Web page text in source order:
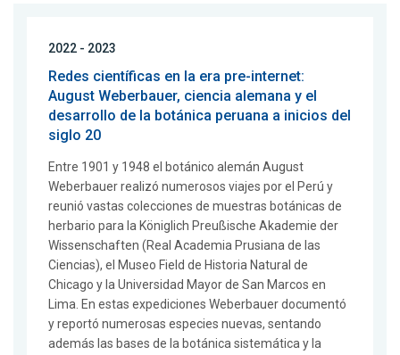
2022 - 2023
Redes científicas en la era pre-internet:
August Weberbauer, ciencia alemana y el
desarrollo de la botánica peruana a inicios del
siglo 20
Entre 1901 y 1948 el botánico alemán August
Weberbauer realizó numerosos viajes por el Perú y
reunió vastas colecciones de muestras botánicas de
herbario para la Königlich Preußische Akademie der
Wissenschaften (Real Academia Prusiana de las
Ciencias), el Museo Field de Historia Natural de
Chicago y la Universidad Mayor de San Marcos en
Lima. En estas expediciones Weberbauer documentó
y reportó numerosas especies nuevas, sentando
además las bases de la botánica sistemática y la